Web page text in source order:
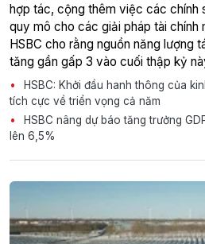
hợp tác, cộng thêm việc các chính
quy mô cho các giải pháp tài chính
HSBC cho rằng nguồn năng lượng
tăng gần gấp 3 vào cuối thập kỷ
HSBC: Khởi đầu hanh thông của
tích cực về triển vọng cả năm
HSBC nâng dự báo tăng trưởng
lên 6,5%